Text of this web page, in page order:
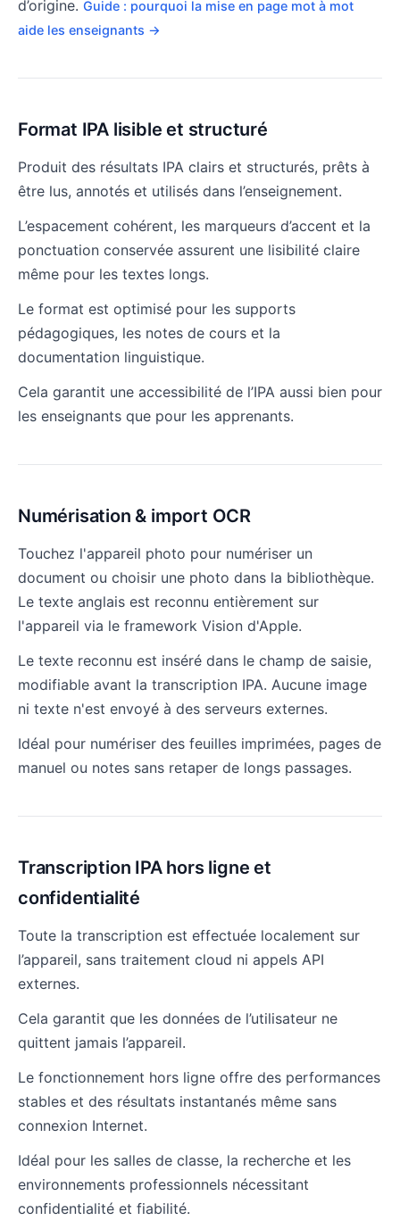
d’origine. Guide : pourquoi la mise en page mot à mot
aide les enseignants →
Format IPA lisible et structuré
Produit des résultats IPA clairs et structurés, prêts à
être lus, annotés et utilisés dans l’enseignement.
L’espacement cohérent, les marqueurs d’accent et la
ponctuation conservée assurent une lisibilité claire
même pour les textes longs.
Le format est optimisé pour les supports
pédagogiques, les notes de cours et la
documentation linguistique.
Cela garantit une accessibilité de l’IPA aussi bien pour
les enseignants que pour les apprenants.
Numérisation & import OCR
Touchez l'appareil photo pour numériser un
document ou choisir une photo dans la bibliothèque.
Le texte anglais est reconnu entièrement sur
l'appareil via le framework Vision d'Apple.
Le texte reconnu est inséré dans le champ de saisie,
modifiable avant la transcription IPA. Aucune image
ni texte n'est envoyé à des serveurs externes.
Idéal pour numériser des feuilles imprimées, pages de
manuel ou notes sans retaper de longs passages.
Transcription IPA hors ligne et
confidentialité
Toute la transcription est effectuée localement sur
l’appareil, sans traitement cloud ni appels API
externes.
Cela garantit que les données de l’utilisateur ne
quittent jamais l’appareil.
Le fonctionnement hors ligne offre des performances
stables et des résultats instantanés même sans
connexion Internet.
Idéal pour les salles de classe, la recherche et les
environnements professionnels nécessitant
confidentialité et fiabilité.